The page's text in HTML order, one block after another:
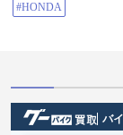
ん綺麗🌸😻 私の鼻水
って綺麗よ〜👃🚰…😽⁉️ みん
🐾 #バイク#バイクのある風景#ツー
リング#春#春スポッ
ビのオブジェ#神社#
影スポット#ツーリ
#HONDA
バ